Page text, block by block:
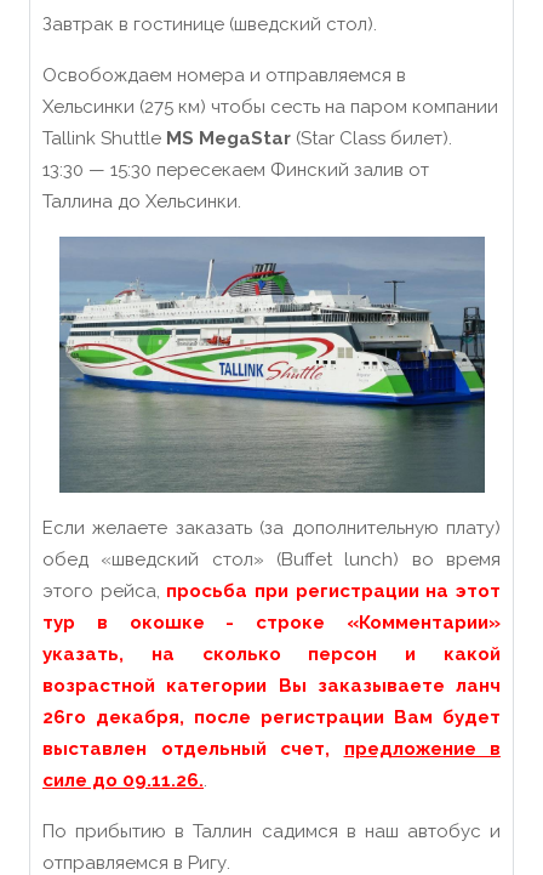
Завтрак в гостинице (шведский стол).
Освобождаем номера и отправляемся в
Хельсинки (275 км) чтобы сесть на паром компании
Tallink Shuttle MS MegaStar (Star Class билет).
13:30 — 15:30 пересекаем Финский залив от
Таллина до Хельсинки.
Если желаете заказать (за дополнительную плату)
обед «шведский стол» (Buffet lunch) во время
этого рейса, просьба при регистрации на этот
тур в окошке - строке «Комментарии»
указать, на сколько персон и какой
возрастной категории Вы заказываете ланч
26го декабря, после регистрации Вам будет
выставлен отдельный счет, предложение в
силе до 09.11.26..
По прибытию в Таллин садимся в наш автобус и
отправляемся в Ригу.